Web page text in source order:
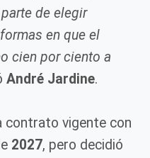
de elegir
en que el
cien por ciento a
André Jardine.
contrato vigente con
2027, pero decidió